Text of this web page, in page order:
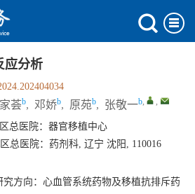
应分析
荟b, 邓娇b, 原苑b, 张敬一b, ,
总医院：器官移植中心
总医院：药剂科, 辽宁 沈阳, 110016
方向：心血管系统药物及移植抗排斥药